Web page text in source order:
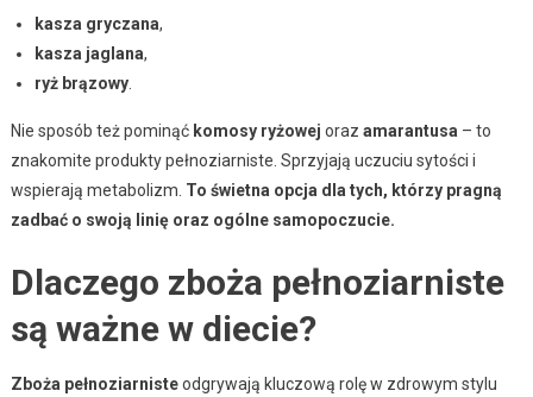
kasza gryczana,
kasza jaglana,
ryż brązowy.
Nie sposób też pominąć komosy ryżowej oraz amarantusa – to
znakomite produkty pełnoziarniste. Sprzyjają uczuciu sytości i
wspierają metabolizm. To świetna opcja dla tych, którzy pragną
zadbać o swoją linię oraz ogólne samopoczucie.
Dlaczego zboża pełnoziarniste
są ważne w diecie?
Zboża pełnoziarnisteodgrywają kluczową rolę w zdrowym stylu